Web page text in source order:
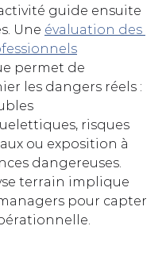
guide ensuite
Une évaluation des
permet de
les dangers réels :
risques
ou exposition à
dangereuses.
terrain implique
pour capter